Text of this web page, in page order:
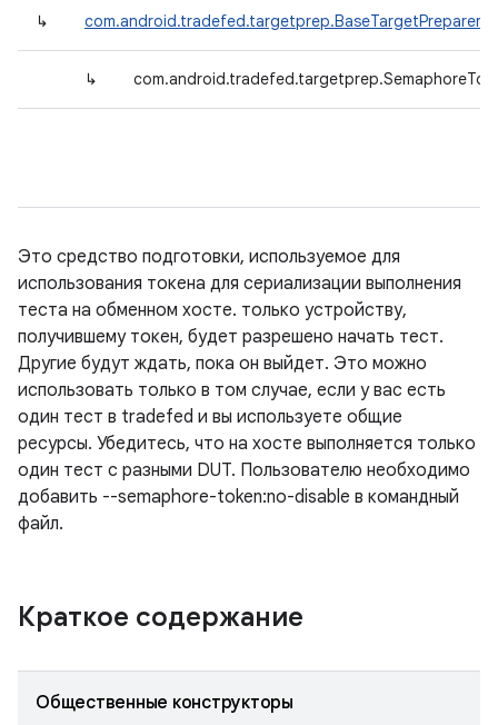
↳ com.android.tradefed.targetprep.BaseTargetPreparer
↳
Это средство подготовки, используемое для
использования токена для сериализации выполнения
теста на обменном хосте. только устройству,
получившему токен, будет разрешено начать тест.
Другие будут ждать, пока он выйдет. Это можно
использовать только в том случае, если у вас есть
один тест в tradefed и вы используете общие
ресурсы. Убедитесь, что на хосте выполняется только
один тест с разными DUT. Пользователю необходимо
добавить --semaphore-token:no-disable в командный
файл.
Краткое содержание
Общественные конструкторы